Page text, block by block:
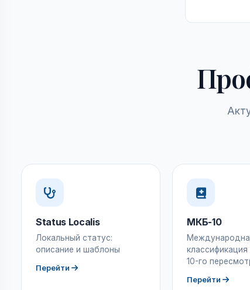
Status Localis
Локальный статус:
описание и шаблоны
Перейти
МКБ-10
10-го
Перейти